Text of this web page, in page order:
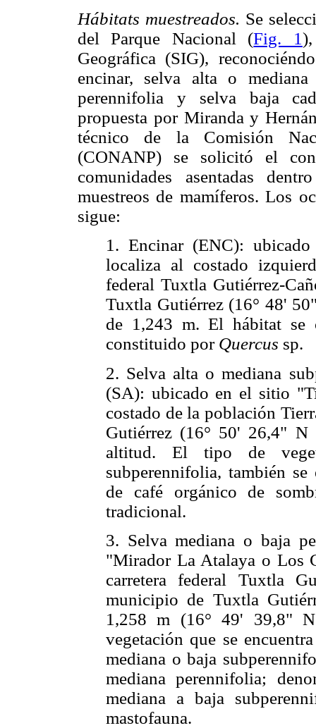
Hábitats muestreados. Se
del Parque Nacional (Fig. 1
Geográfica (SIG),
encinar, selva alta o
perennifolia y selva baja
propuesta por Miranda y
técnico de la Comisión
(CONANP) se solicitó el
comunidades asentadas
muestreos de mamíferos. Los
sigue:
1. Encinar (ENC):
localiza al costado
federal Tuxtla Gutiérrez-
Tuxtla Gutiérrez (16° 48'
de 1,243 m. El hábitat se
constituido por Quercus sp.
2. Selva alta o mediana
(SA): ubicado en el sitio
costado de la población
Gutiérrez (16° 50' 26,4"
altitud. El tipo de
subperennifolia, también
de café orgánico de
tradicional.
3. Selva mediana o baja
"Mirador La Atalaya o Los
carretera federal Tuxtla
municipio de Tuxtla
1,258 m (16° 49' 39,8"
vegetación que se
mediana o baja
mediana perennifolia;
mediana a baja
mastofauna.